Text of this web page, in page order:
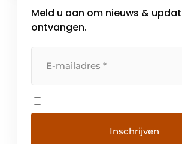
Meld u aan om nieuws &
ontvangen.